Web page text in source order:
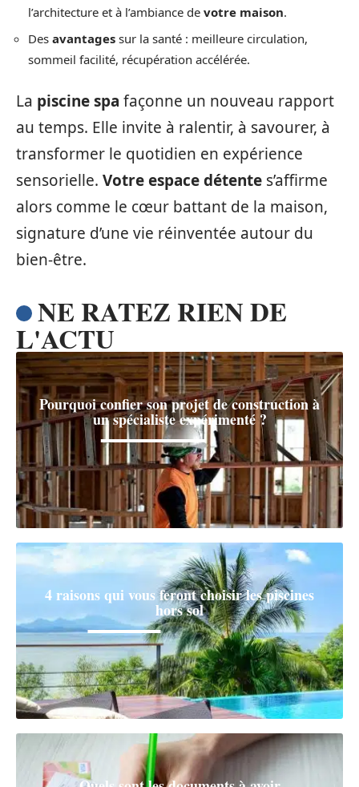
l’architecture et à l’ambiance de votre maison.
Des avantages sur la santé : meilleure circulation,
sommeil facilité, récupération accélérée.
La piscine spa façonne un nouveau rapport
au temps. Elle invite à ralentir, à savourer, à
transformer le quotidien en expérience
sensorielle. Votre espace détente s’affirme
alors comme le cœur battant de la maison,
signature d’une vie réinventée autour du
bien-être.
NE RATEZ RIEN DE
L'ACTU
Pourquoi confier son projet de construction à
un spécialiste expérimenté ?
4 raisons qui vous feront choisir les piscines
hors sol